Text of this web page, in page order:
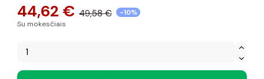
44,62 € 49,58 € -10%
Su mokesčiais